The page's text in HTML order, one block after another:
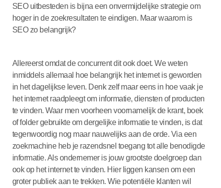
SEO uitbesteden is bijna een onvermijdelijke strategie om
hoger in de zoekresultaten te eindigen. Maar waarom is
SEO zo belangrijk?
Allereerst omdat de concurrent dit ook doet. We weten
inmiddels allemaal hoe belangrijk het internet is geworden
in het dagelijkse leven. Denk zelf maar eens in hoe vaak je
het internet raadpleegt om informatie, diensten of producten
te vinden. Waar men voorheen voornamelijk de krant, boek
of folder gebruikte om dergelijke informatie te vinden, is dat
tegenwoordig nog maar nauwelijks aan de orde. Via een
zoekmachine heb je razendsnel toegang tot alle benodigde
informatie. Als ondernemer is jouw grootste doelgroep dan
ook op het internet te vinden. Hier liggen kansen om een
groter publiek aan te trekken. Wie potentiële klanten wil